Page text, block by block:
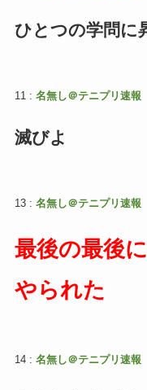
ひとつの学問に
11 : 名無し＠テニプリ速報
滅びよ
13 : 名無し＠テニプリ速報
最後の最後
やられた
14 : 名無し＠テニプリ速報